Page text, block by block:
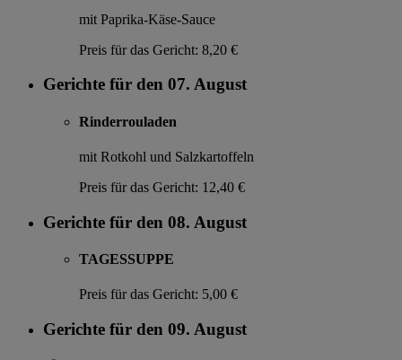
mit Paprika-Käse-Sauce
Preis für das Gericht: 8,20 €
Gerichte für den 07. August
Rinderrouladen
mit Rotkohl und Salzkartoffeln
Preis für das Gericht: 12,40 €
Gerichte für den 08. August
TAGESSUPPE
Preis für das Gericht: 5,00 €
Gerichte für den 09. August